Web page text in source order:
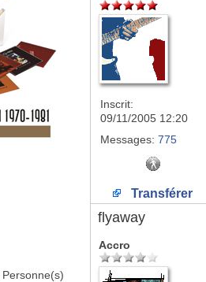
Personne(s)
Inscrit:
09/11/2005 12:20
Messages: 775
Transférer
flyaway
Accro